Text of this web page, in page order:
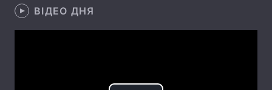
Цікавинки
ВІДЕО ДНЯ